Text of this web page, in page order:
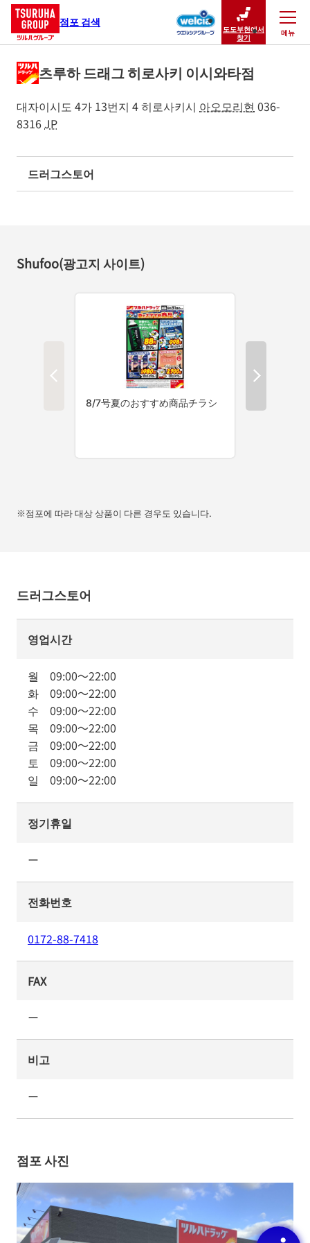
점포 검색
도도부현에서
찾기
메뉴
닫기
츠루하 드래그 히로사키 이시와타점
대자이시도 4가 13번지 4히로사키시 아오모리현 036-
8316JP
드러그스토어
Shufoo(광고지 사이트)
※점포에 따라 대상 상품이 다른 경우도 있습니다.
드러그스토어
영업시간
월 09:00～22:00
화 09:00～22:00
수 09:00～22:00
목 09:00～22:00
금 09:00～22:00
토 09:00～22:00
일 09:00～22:00
정기휴일
ー
전화번호
0172-88-7418
FAX
ー
비고
ー
점포 사진